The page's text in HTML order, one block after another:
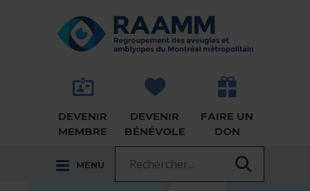
RETOUR À LA PAGE D'ACCUEIL -
DEVENIR
MEMBRE
DEVENIR
BÉNÉVOLE
FAIRE UN
DON
MENU